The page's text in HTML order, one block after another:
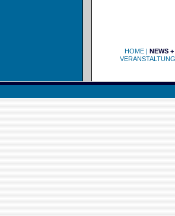
HOME| NEWS